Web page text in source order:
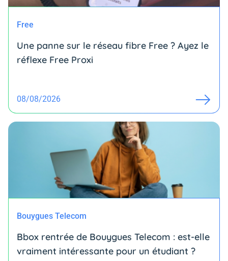
Free
Une panne sur le réseau fibre Free ? Ayez le
réflexe Free Proxi
08/08/2026
Bouygues Telecom
Bbox rentrée de Bouygues Telecom : est-elle
vraiment intéressante pour un étudiant ?